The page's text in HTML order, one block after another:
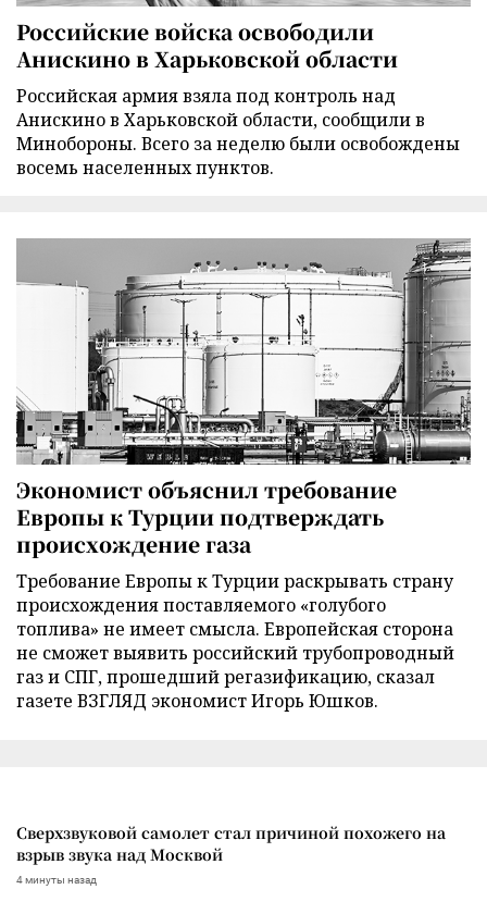
Российские войска освободили
Анискино в Харьковской области
Российская армия взяла под контроль над
Анискино в Харьковской области, сообщили в
Минобороны. Всего за неделю были освобождены
восемь населенных пунктов.
Экономист объяснил требование
Европы к Турции подтверждать
происхождение газа
Требование Европы к Турции раскрывать страну
происхождения поставляемого «голубого
топлива» не имеет смысла. Европейская сторона
не сможет выявить российский трубопроводный
газ и СПГ, прошедший регазификацию, сказал
газете ВЗГЛЯД экономист Игорь Юшков.
Сверхзвуковой самолет стал причиной похожего на
взрыв звука над Москвой
4 минуты назад